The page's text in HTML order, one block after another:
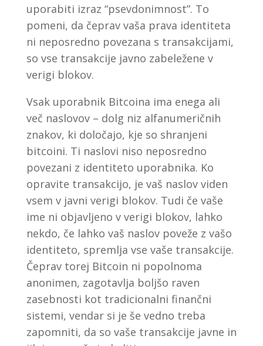
uporabiti izraz “psevdonimnost”. To
pomeni, da čeprav vaša prava identiteta
ni neposredno povezana s transakcijami,
so vse transakcije javno zabeležene v
verigi blokov.
Vsak uporabnik Bitcoina ima enega ali
več naslovov – dolg niz alfanumeričnih
znakov, ki določajo, kje so shranjeni
bitcoini. Ti naslovi niso neposredno
povezani z identiteto uporabnika. Ko
opravite transakcijo, je vaš naslov viden
vsem v javni verigi blokov. Tudi če vaše
ime ni objavljeno v verigi blokov, lahko
nekdo, če lahko vaš naslov poveže z vašo
identiteto, spremlja vse vaše transakcije.
Čeprav torej Bitcoin ni popolnoma
anonimen, zagotavlja boljšo raven
zasebnosti kot tradicionalni finančni
sistemi, vendar si je še vedno treba
zapomniti, da so vaše transakcije javne in